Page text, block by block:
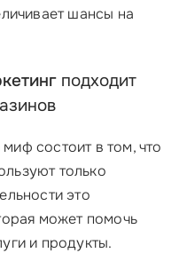
шансы на
подходит
состоит в том, что
только
это
может помочь
и продукты.